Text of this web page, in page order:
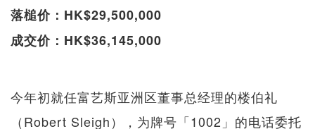
落槌价：HK$29,500,000
成交价：HK$36,145,000
今年初就任富艺斯亚洲区董事总经理的楼伯礼
（Robert Sleigh），为牌号「1002」的电话委托